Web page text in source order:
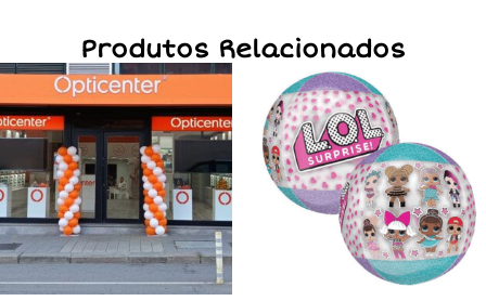
Produtos Relacionados